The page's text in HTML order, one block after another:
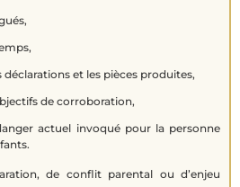
et les pièces produites,
de corroboration,
actuel invoqué pour la personne
de conflit parental ou d’enjeu